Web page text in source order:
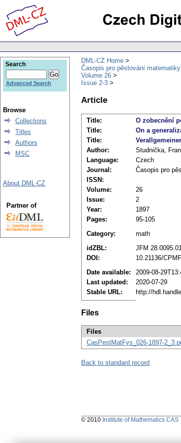
DML-CZ Home
Časopis pro pěstování
Volume 26
Issue 2-3
Article
Title: O zobecnění
Title:
On a
Title:
Author:
Studnička,
Language:
Czech
Journal:
Časopis pro
ISSN:
Volume:
26
Issue:
2
Year:
1897
Pages:
95-105
Category:
math
idZBL:
JFM
DOI:
10.21136/
Date available:
2009-08-
Last updated:
2020-07-29
Stable URL:
http://
Files
Files
CasPestMatFys_026-1897-
Back to standard record
Search
Advanced Search
Browse
Collections
Titles
Authors
MSC
About DML-CZ
Partner of
© 2010 Institute of Mathematics CAS